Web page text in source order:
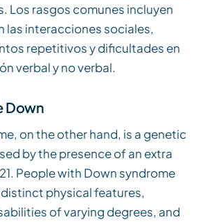
Los rasgos comunes incluyen
las interacciones sociales,
repetitivos y dificultades en
verbal y no verbal.
Down
on the other hand, is a genetic
by the presence of an extra
People with Down syndrome
physical features,
of varying degrees, and